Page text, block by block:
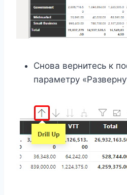
Снова вернитесь к
параметру